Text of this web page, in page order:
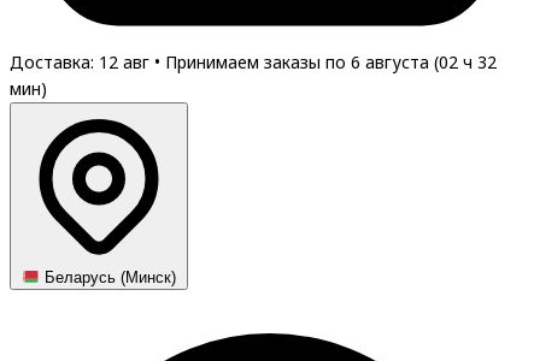
Доставка: 12 авг • Принимаем заказы по 6 августа (02 ч 32
мин)
Беларусь (Минск)